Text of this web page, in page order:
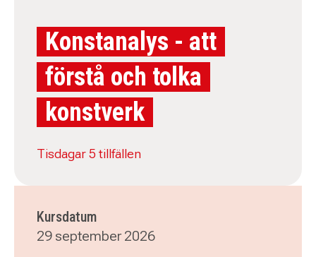
Konstanalys - att
förstå och tolka
konstverk
Tisdagar 5 tillfällen
Kursdatum
29 september 2026